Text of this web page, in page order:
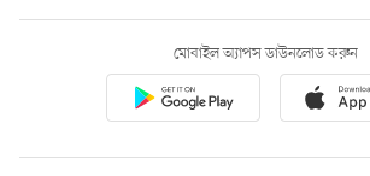
মোবাইল অ্যাপস ডাউনলোড করুন